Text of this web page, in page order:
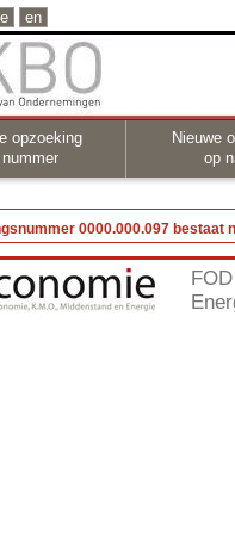
en
opzoeking
Nieuwe
op
0000.000.097 bestaat